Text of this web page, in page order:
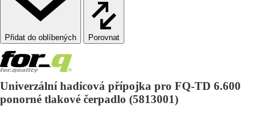
Porovnat
Univerzální hadicová přípojka pro FQ-TD 6.600
ponorné tlakové čerpadlo (5813001)